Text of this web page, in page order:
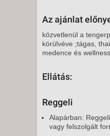
Az ajánlat
közvetlenül a
körülvéve ;tágas,
medence és
Ellátás:
Reggeli
Alapárban:
vagy felszolgált